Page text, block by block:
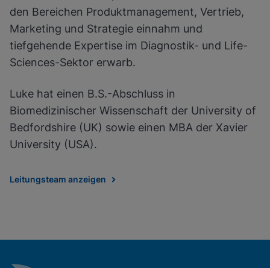
den Bereichen Produktmanagement, Vertrieb,
Marketing und Strategie einnahm und
tiefgehende Expertise im Diagnostik- und Life-
Sciences-Sektor erwarb.
Luke hat einen B.S.-Abschluss in
Biomedizinischer Wissenschaft der University of
Bedfordshire (UK) sowie einen MBA der Xavier
University (USA).
Leitungsteam anzeigen